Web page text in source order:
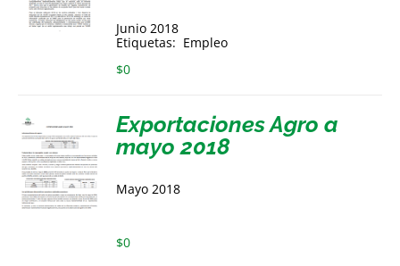
Junio 2018
Etiquetas: Empleo
$0
Exportaciones Agro a
mayo 2018
Mayo 2018
$0